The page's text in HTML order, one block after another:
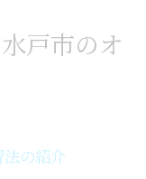
戸市のオ
の紹介